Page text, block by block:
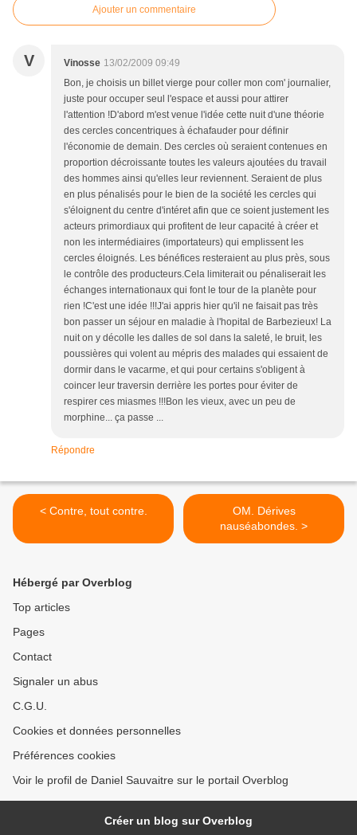
Ajouter un commentaire
V Vinosse 13/02/2009 09:49
Bon, je choisis un billet vierge pour coller mon com' journalier,
juste pour occuper seul l'espace et aussi pour attirer
l'attention !D'abord m'est venue l'idée cette nuit d'une théorie
des cercles concentriques à échafauder pour définir
l'économie de demain. Des cercles où seraient contenues en
proportion décroissante toutes les valeurs ajoutées du travail
des hommes ainsi qu'elles leur reviennent. Seraient de plus
en plus pénalisés pour le bien de la société les cercles qui
s'éloignent du centre d'intéret afin que ce soient justement les
acteurs primordiaux qui profitent de leur capacité à créer et
non les intermédiaires (importateurs) qui emplissent les
cercles éloignés. Les bénéfices resteraient au plus près, sous
le contrôle des producteurs.Cela limiterait ou pénaliserait les
échanges internationaux qui font le tour de la planète pour
rien !C'est une idée !!!J'ai appris hier qu'il ne faisait pas très
bon passer un séjour en maladie à l'hopital de Barbezieux! La
nuit on y décolle les dalles de sol dans la saleté, le bruit, les
poussières qui volent au mépris des malades qui essaient de
dormir dans le vacarme, et qui pour certains s'obligent à
coincer leur traversin derrière les portes pour éviter de
respirer ces miasmes !!!Bon les vieux, avec un peu de
morphine... ça passe ...
Répondre
< Contre, tout contre.
OM. Dérives
nauséabondes. >
Hébergé par Overblog
Top articles
Pages
Contact
Signaler un abus
C.G.U.
Cookies et données personnelles
Préférences cookies
Voir le profil de Daniel Sauvaitre sur le portail Overblog
Créer un blog sur Overblog